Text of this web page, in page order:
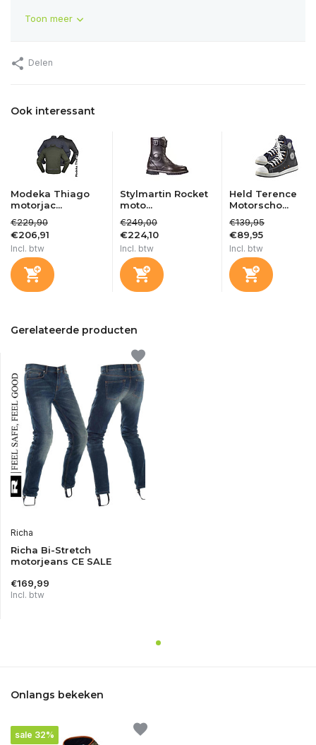
Toon meer
Delen
Ook interessant
Modeka Thiago
motorjac...
€229,90
€206,91
Incl. btw
Stylmartin Rocket
moto...
€249,00
€224,10
Incl. btw
Held Terence
Motorscho...
€139,95
€89,95
Incl. btw
Gerelateerde producten
Richa
Richa Bi-Stretch
motorjeans CE SALE
€169,99
Incl. btw
Onlangs bekeken
sale 32%